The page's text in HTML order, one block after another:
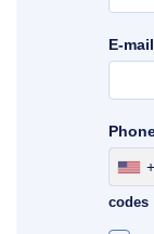
E-mail
codes